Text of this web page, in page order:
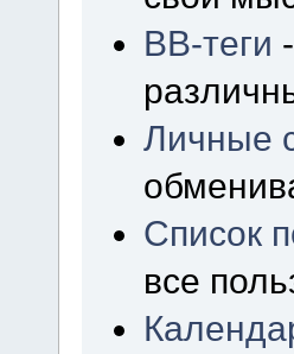
BB-теги
Личные
Список
все